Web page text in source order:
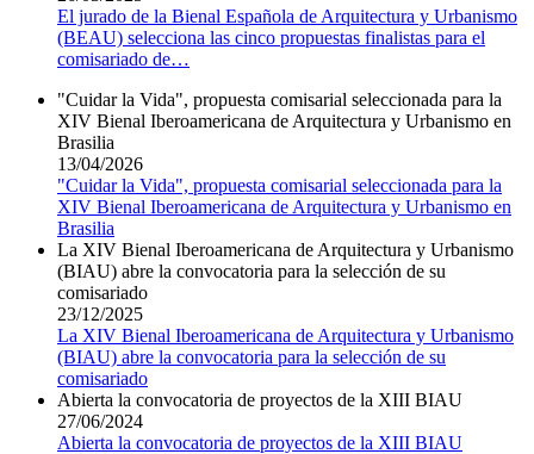
El jurado de la Bienal Española de Arquitectura y Urbanismo
(BEAU) selecciona las cinco propuestas finalistas para el
comisariado de…
"Cuidar la Vida", propuesta comisarial seleccionada para la
XIV Bienal Iberoamericana de Arquitectura y Urbanismo en
Brasilia
13/04/2026
"Cuidar la Vida", propuesta comisarial seleccionada para la
XIV Bienal Iberoamericana de Arquitectura y Urbanismo en
Brasilia
La XIV Bienal Iberoamericana de Arquitectura y Urbanismo
(BIAU) abre la convocatoria para la selección de su
comisariado
23/12/2025
La XIV Bienal Iberoamericana de Arquitectura y Urbanismo
(BIAU) abre la convocatoria para la selección de su
comisariado
Abierta la convocatoria de proyectos de la XIII BIAU
27/06/2024
Abierta la convocatoria de proyectos de la XIII BIAU